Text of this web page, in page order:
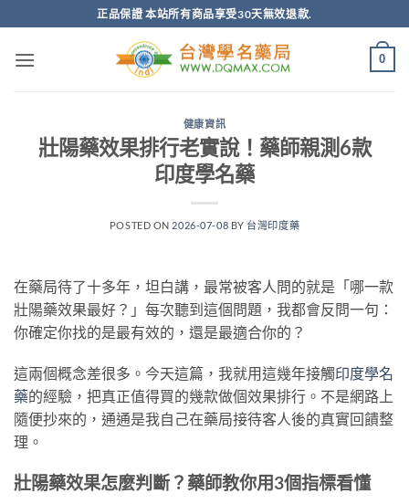
轉
正品保證 本站所有商品享受30天無效退款.
0
健康資訊
壯陽藥效果排行老實說！藥師親測6款
印度學名藥
POSTED ON 2026-07-08 BY 台灣印度藥
在藥局待了十多年，坦白講，最常被客人問的就是「哪一款
壯陽藥效果最好？」每次聽到這個問題，我都會反問一句：
你確定你找的是最有效的，還是最適合你的？
這兩個概念差很多。今天這篇，我就用這幾年接觸印度學名
藥的經驗，把真正值得買的幾款做個效果排行。不是網路上
隨便抄來的，通通是我自己在藥局接待客人後的真實回饋整
理。
壯陽藥效果怎麼判斷？藥師教你用3個指標看懂